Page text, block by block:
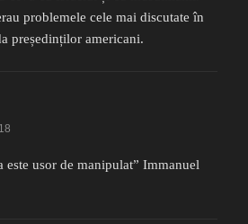
problemele cele mai discutate în
președinților americani.
este usor de manipulat” Immanuel